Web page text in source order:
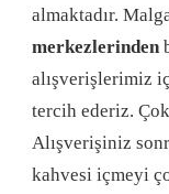
almaktadır.
merkezlerinden
alışverişlerimiz
tercih ederiz.
Alışverişiniz
kahvesi içmeyi